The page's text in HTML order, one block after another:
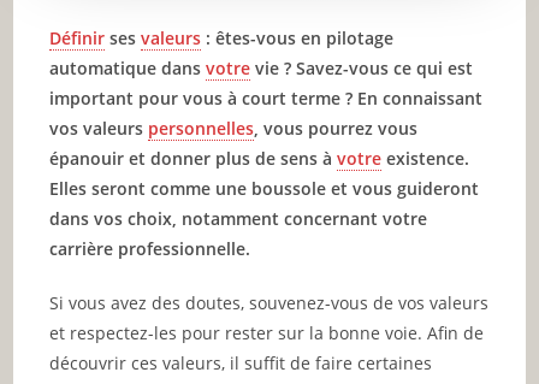
Définir sesvaleurs : êtes-vous en pilotage
automatique dansvotre vie ? Savez-vous ce qui est
important pour vous à court terme ? En connaissant
vos valeurs personnelles, vous pourrez vous
épanouir et donner plus de sens àvotre existence.
Elles seront comme une boussole et vous guideront
dans vos choix, notamment concernant votre
carrière professionnelle.
Si vous avez des doutes, souvenez-vous de vos valeurs
et respectez-les pour rester sur la bonne voie. Afin de
découvrir ces valeurs, il suffit de faire certaines